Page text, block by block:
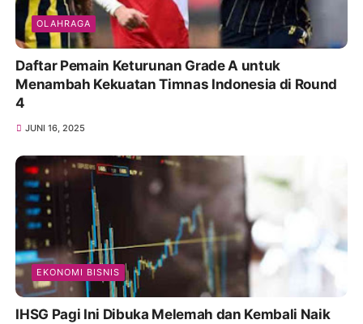
OLAHRAGA
Daftar Pemain Keturunan Grade A untuk
Menambah Kekuatan Timnas Indonesia di Round
4
JUNI 16, 2025
EKONOMI BISNIS
IHSG Pagi Ini Dibuka Melemah dan Kembali Naik